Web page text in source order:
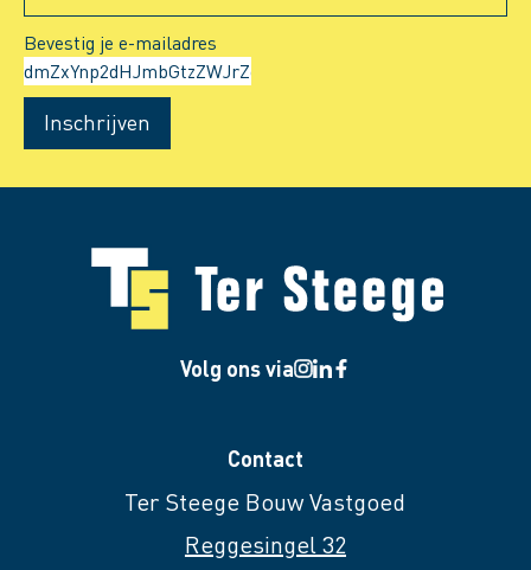
Bevestig je e-mailadres
Inschrijven
Volg ons via
Contact
Ter Steege Bouw Vastgoed
Reggesingel 32